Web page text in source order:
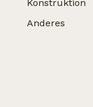
Konstruktion
Anderes